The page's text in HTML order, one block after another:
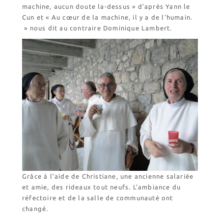
Nos biscuits
Nos ingrédients
L’association
Prochains événements
Dernières conférences
Contact Accueil
Contact Boutique
Contact Communauté
Contact Biscuiterie
machine, aucun doute la-dessus » d’après Yann le
Cun et « Au cœur de la machine, il y a de l’humain.
» nous dit au contraire Dominique Lambert.
Grâce à l’aide de Christiane, une ancienne salariée
et amie, des rideaux tout neufs. L’ambiance du
réfectoire et de la salle de communauté ont
changé.